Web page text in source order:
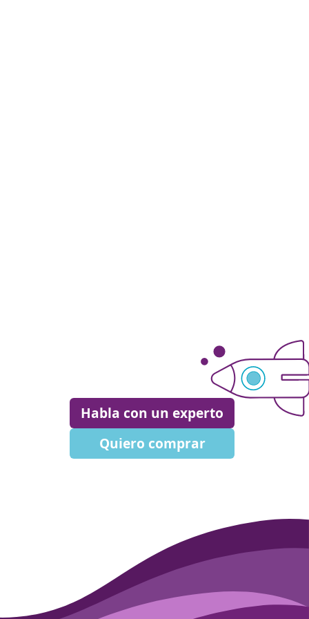
Habla con un experto
Quiero comprar